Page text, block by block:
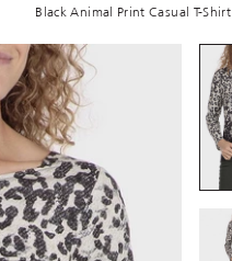
Black Animal Print Casual T-Shirt